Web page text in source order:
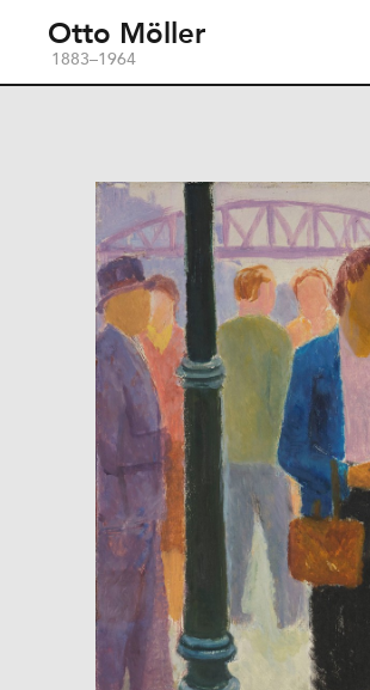
Otto Möller
1883–1964